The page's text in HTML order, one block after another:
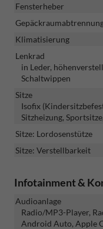
Fensterheber
Klimatisierung
Lenkrad
in Leder,
Schaltwippen
Sitze
Isofix
Sitzheizung,
Sitze: Lordosenstütze
Sitze: Verstellbarkeit
Infotainment &
Audioanlage
Radio/MP3-Player,
Android Auto, Apple